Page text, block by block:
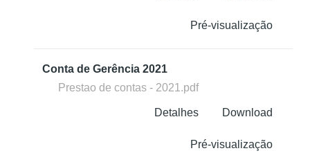
Pré-visualização
Conta de Gerência 2021
Prestao de contas - 2021.pdf
Download
Detalhes
Pré-visualização